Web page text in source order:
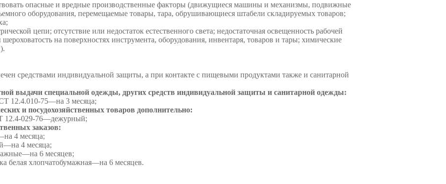
опасные и вредные производственные факторы (движущиеся машины и механизмы, подвижные
оборудования, перемещаемые товары, тара, обрушивающиеся штабели складируемых товаров;
цепи; отсутствие или недостаток естественного света; недостаточная освещенность рабочей
на поверхностях инструмента, оборудования, инвентаря, товаров и тары; химические
средствами индивидуальной защиты, а при контакте с пищевыми продуктами также и санитарной
выдачи специальной одежды, других средств индивидуальной защиты и санитарной одежды:
12.4.010-75—на 3 месяца;
и посудохозяйственных товаров дополнительно:
12.4-029-76—дежурный;
заказов:
4 месяца;
4 месяца;
6 месяцев;
белая хлопчатобумажная—на 6 месяцев.